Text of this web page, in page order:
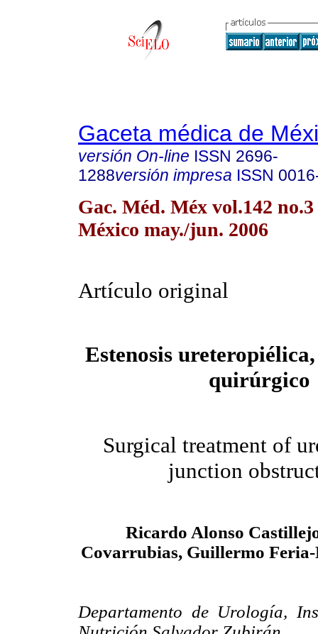
Gaceta médica de
versión On-line ISSN 2696-
1288versión impresa ISSN
Gac. Méd. Méx vol.142
México may./jun. 2006
Artículo original
Estenosis
quirúrgico
Surgical treatment of
junction
Ricardo Alonso
Covarrubias, Guillermo
Departamento de Urología,